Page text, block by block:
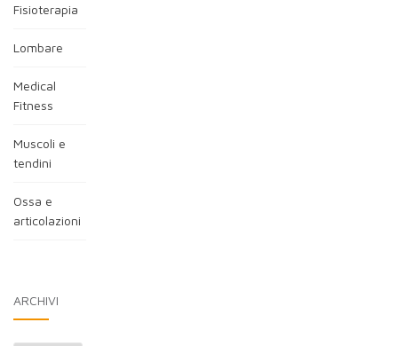
Fisioterapia
Lombare
Medical
Fitness
Muscoli e
tendini
Ossa e
articolazioni
ARCHIVI